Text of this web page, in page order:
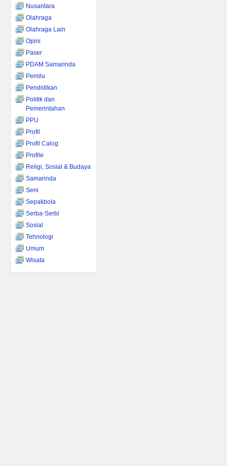
Nusantara
Olahraga
Olahraga Lain
Opini
Paser
PDAM Samarinda
Pemilu
Pendidikan
Politik dan
Pemerintahan
PPU
Profil
Profil Calog
Profile
Religi, Sosial & Budaya
Samarinda
Seni
Sepakbola
Serba-Serbi
Sosial
Tehnologi
Umum
Wisata